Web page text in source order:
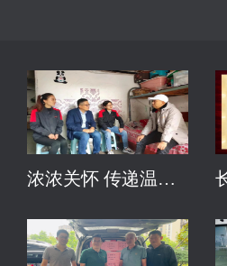
浓浓关怀 传递温情丨慈善长阳在行动！